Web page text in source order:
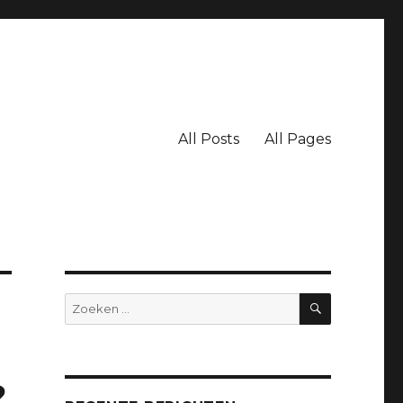
All Posts All Pages
Zoeken
naar:
ZOEKEN